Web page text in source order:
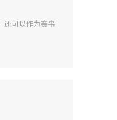
还可以作为赛事